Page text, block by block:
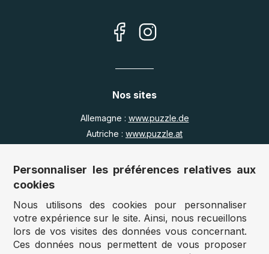
Nos sites
Allemagne : www.puzzle.de
Autriche : www.puzzle.at
Royaume Uni :
www.jigsawpuzzle.co.uk
Accès revendeurs / détaillants
Vous avez un magasin ?
Vous souhaitez accéder à nos prix revendeurs ?
Personnaliser les préférences relatives aux
cookies
Nous utilisons des cookies pour personnaliser
votre expérience sur le site. Ainsi, nous recueillons
lors de vos visites des données vous concernant.
Ces données nous permettent de vous proposer